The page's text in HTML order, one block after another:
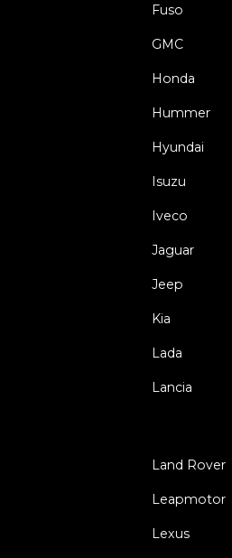
Fuso
GMC
Honda
Hummer
Hyundai
Isuzu
Iveco
Jaguar
Jeep
Kia
Lada
Lancia
Land Rover
Leapmotor
Lexus